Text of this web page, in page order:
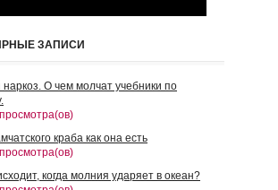
ЗАПИСИ
О чем молчат учебники по
краба как она есть
когда молния ударяет в океан?